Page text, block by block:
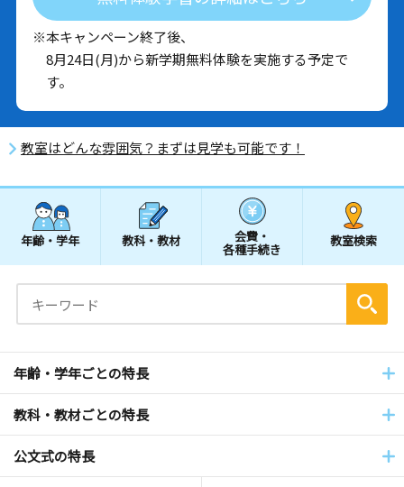
※本キャンペーン終了後、
8月24日(月)から新学期無料体験を実施する予定で
す。
教室はどんな雰囲気？まずは見学も可能です！
年齢・学年 教科・教材 会費・
各種手続き
教室検索
年齢・学年ごとの特長
教科・教材ごとの特長
公文式の特長